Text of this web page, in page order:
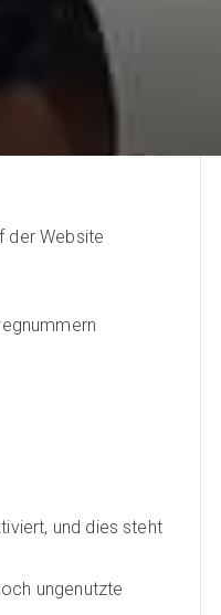
der Website
und dies steht
ungenutzte